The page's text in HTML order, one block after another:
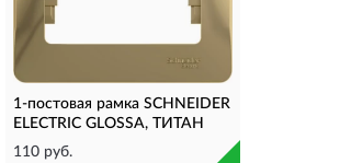
1-постовая рамка SCHNEIDER
ELECTRIC GLOSSA, ТИТАН
110 руб.